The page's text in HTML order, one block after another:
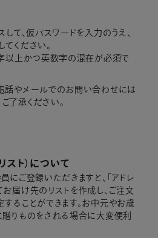
て、仮パスワードを入力のうえ、
ください。
以上かつ英数字の混在が必須で
話やメールでのお問い合わせには
了承ください。
スト）について
にご登録いただきますと、「アドレ
届け先のリストを作成し、ご注文
ることができます。お中元やお歳
贈りものをされる場合に大変便利